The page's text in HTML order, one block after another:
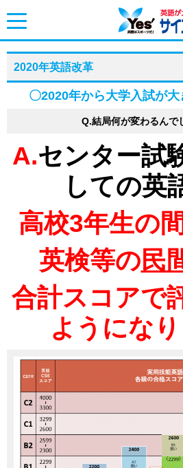
toggle
2020年英語改革
〇2020年から大学入試が大
Q.結局何が変わるんで
A.センター試
しての英
高校3年生の
英検等の民
合計スコアで
ようになり